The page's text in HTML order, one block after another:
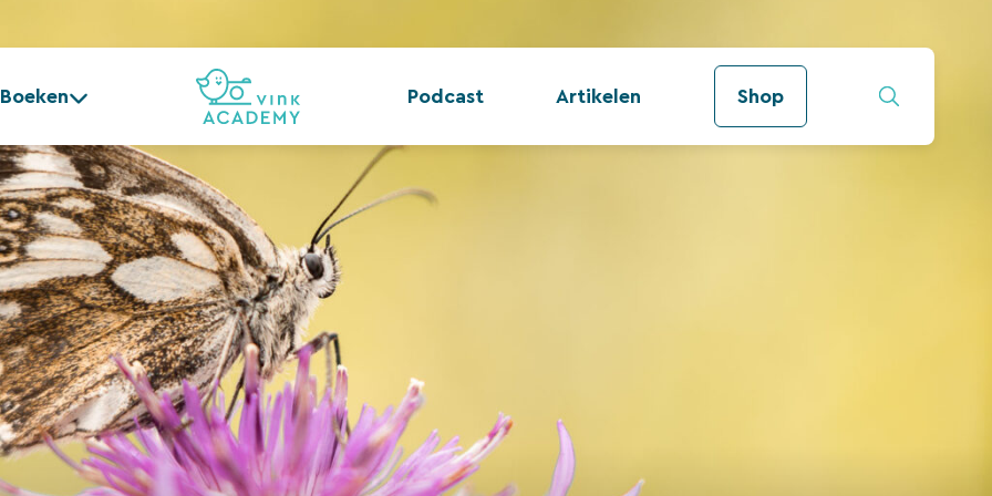
Boeken Podcast Artikelen Shop